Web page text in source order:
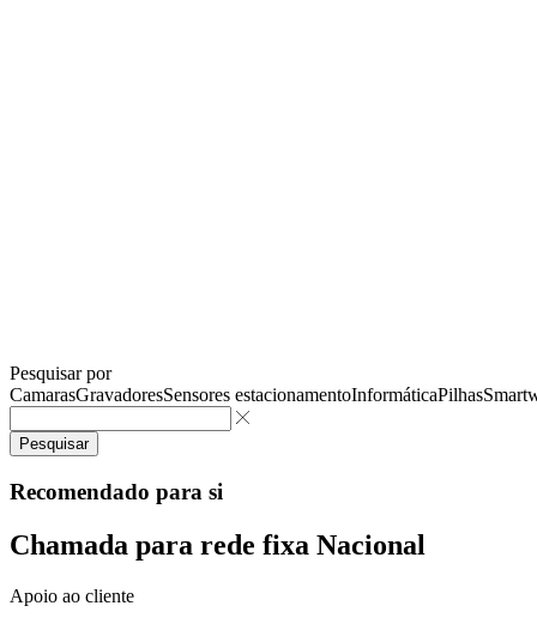
Pesquisar por
CamarasGravadoresSensores estacionamentoInformáticaPilhas
Pesquisar
Recomendado para si
Chamada para rede fixa Nacional
Apoio ao cliente